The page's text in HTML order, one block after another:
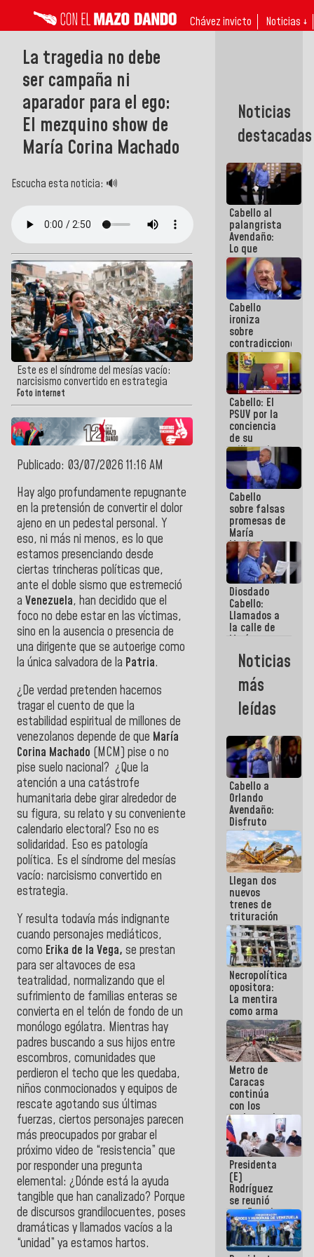
Chávez invicto Noticias ↓
La tragedia no debe
ser campaña ni
aparador para el ego:
El mezquino show de
María Corina Machado
Escucha esta noticia: 🔊
Este es el síndrome del mesías vacío:
narcisismo convertido en estrategia
Foto internet
Publicado: 03/07/2026 11:16 AM
Hay algo profundamente repugnante
en la pretensión de convertir el dolor
ajeno en un pedestal personal. Y
eso, ni más ni menos, es lo que
estamos presenciando desde
ciertas trincheras políticas que,
ante el doble sismo que estremeció
a Venezuela, han decidido que el
foco no debe estar en las víctimas,
sino en la ausencia o presencia de
una dirigente que se autoerige como
la única salvadora de la Patria.
¿De verdad pretenden hacernos
tragar el cuento de que la
estabilidad espiritual de millones de
venezolanos depende de que María
Corina Machado (MCM) pise o no
pise suelo nacional? ¿Que la
atención a una catástrofe
humanitaria debe girar alrededor de
su figura, su relato y su conveniente
calendario electoral? Eso no es
solidaridad. Eso es patología
política. Es el síndrome del mesías
vacío: narcisismo convertido en
estrategia.
Y resulta todavía más indignante
cuando personajes mediáticos,
como Erika de la Vega, se prestan
para ser altavoces de esa
teatralidad, normalizando que el
sufrimiento de familias enteras se
convierta en el telón de fondo de un
monólogo ególatra. Mientras hay
padres buscando a sus hijos entre
escombros, comunidades que
perdieron el techo que les quedaba,
niños conmocionados y equipos de
rescate agotando sus últimas
fuerzas, ciertos personajes parecen
más preocupados por grabar el
próximo video de “resistencia” que
por responder una pregunta
elemental: ¿Dónde está la ayuda
tangible que han canalizado? Porque
de discursos grandilocuentes, poses
dramáticas y llamados vacíos a la
“unidad” ya estamos hartos.
Noticias
destacadas
Cabello al
palangrista
Avendaño:
Lo que
vayas a
escribir
hazlo hoy
por que no
sabemos si
la semana
que viene
hay
programa
Cabello
ironiza
sobre
contradicciones
y mentiras
de María
Machado:
¡Créanle!
Cabello: El
PSUV por la
conciencia
de su
militancia
es la
organización
política más
sólida de
Venezuela
Cabello
sobre falsas
promesas de
María
Machado:
¿Quién le
puede creer?
¿Y la gente
que ella iba
a salvar en
La Guaira?
Diosdado
Cabello:
Llamados a
la calle de
María
Machado se
estrellaron
de frente
contra el
Pueblo
Noticias
más
leídas
Cabello a
Orlando
Avendaño:
Disfruto
cada vez
que escribes
porque lo
que haces
es
embarrarla
Llegan dos
nuevos
trenes de
trituración
para
optimizar
manejo de
escombros
en La Guaira
Necropolítica
opositora:
La mentira
como arma
contra el
Pueblo
Metro de
Caracas
continúa
con los
trabajos de
mantenimiento
e inspección
en la Línea 2
Presidenta
(E)
Rodríguez
se reunió
con Estado
Mayor
Eléctrico
para